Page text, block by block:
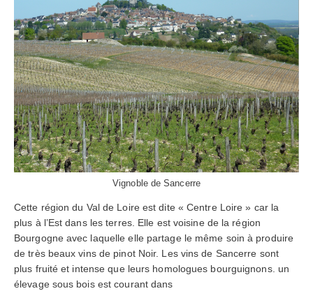
Vignoble de Sancerre
Cette région du Val de Loire est dite « Centre Loire » car la
plus à l’Est dans les terres. Elle est voisine de la région
Bourgogne avec laquelle elle partage le même soin à produire
de très beaux vins de pinot Noir. Les vins de Sancerre sont
plus fruité et intense que leurs homologues bourguignons. un
élevage sous bois est courant dans